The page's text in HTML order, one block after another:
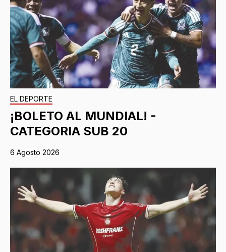
EL DEPORTE
¡BOLETO AL MUNDIAL! -
CATEGORIA SUB 20
6 Agosto 2026